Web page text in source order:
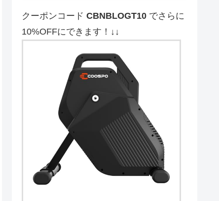
クーポンコード CBNBLOGT10 でさらに
10%OFFにできます！↓↓